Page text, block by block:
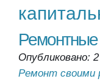
Опубликовано:
Ремонт своими